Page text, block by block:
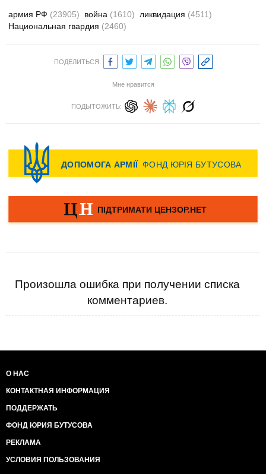
армия РФ (23905) война (1610) ликвидация (4511)
Национальная гвардия (2460)
ПОДЕЛИТЬСЯ:
Мне нравится
ПОДЫТОЖИТЬ:
Произошла ошибка при получении списка
комментариев.
О НАС
КОНТАКТНАЯ ИНФОРМАЦИЯ
ПОДДЕРЖАТЬ
ФОНД ЮРИЯ БУТУСОВА
РЕКЛАМА
УСЛОВИЯ ПОЛЬЗОВАНИЯ